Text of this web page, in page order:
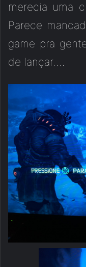
merecia uma
Parece
game pra
de lançar….